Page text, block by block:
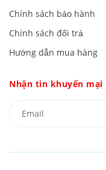
Chính sách bảo hành
Chính sách đổi trả
Hướng dẫn mua hàng
Nhận tin khuyến mại